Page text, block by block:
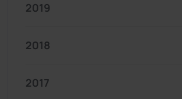
2019
2018
2017